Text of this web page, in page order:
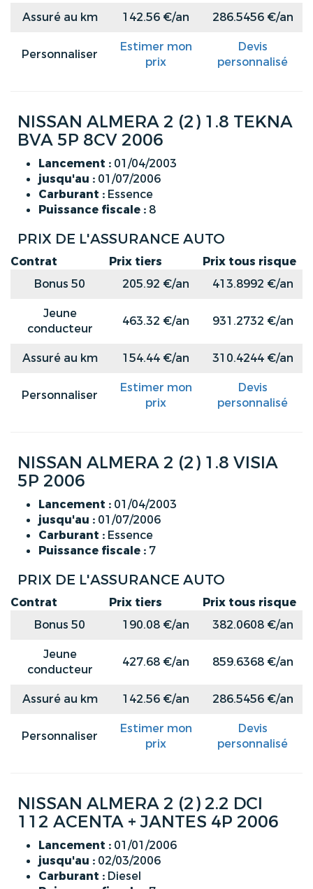
Assuré au km 142.56 €/an 286.5456 €/an
Personnaliser
Estimer mon
prix
Devis
personnalisé
NISSAN ALMERA 2 (2) 1.8 TEKNA
BVA 5P 8CV 2006
Lancement : 01/04/2003
jusqu'au : 01/07/2006
Carburant : Essence
Puissance fiscale : 8
PRIX DE L'ASSURANCE AUTO
Contrat Prix tiers
Prix tous risque
Bonus 50
205.92 €/an
413.8992 €/an
Jeune
conducteur
463.32 €/an 931.2732 €/an
Assuré au km 154.44 €/an 310.4244 €/an
Personnaliser
Estimer mon
prix
Devis
personnalisé
NISSAN ALMERA 2 (2) 1.8 VISIA
5P 2006
Lancement : 01/04/2003
jusqu'au : 01/07/2006
Carburant : Essence
Puissance fiscale : 7
PRIX DE L'ASSURANCE AUTO
Contrat Prix tiers
Prix tous risque
Bonus 50
190.08 €/an
382.0608 €/an
Jeune
conducteur
427.68 €/an 859.6368 €/an
Assuré au km 142.56 €/an 286.5456 €/an
Personnaliser
Estimer mon
prix
Devis
personnalisé
NISSAN ALMERA 2 (2) 2.2 DCI
112 ACENTA + JANTES 4P 2006
Lancement : 01/01/2006
jusqu'au : 02/03/2006
Carburant : Diesel